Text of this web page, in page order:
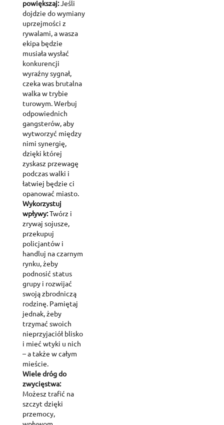
powiększaj: Jeśli
dojdzie do wymiany
uprzejmości z
rywalami, a wasza
ekipa będzie
musiała wysłać
konkurencji
wyraźny sygnał,
czeka was brutalna
walka w trybie
turowym. Werbuj
odpowiednich
gangsterów, aby
wytworzyć między
nimi synergię,
dzięki której
zyskasz przewagę
podczas walki i
łatwiej będzie ci
opanować miasto.
Wykorzystuj
wpływy:Twórz i
zrywaj sojusze,
przekupuj
policjantów i
handluj na czarnym
rynku, żeby
podnosić status
grupy i rozwijać
swoją zbrodniczą
rodzinę. Pamiętaj
jednak, żeby
trzymać swoich
nieprzyjaciół blisko
i mieć wtyki u nich
– a także w całym
mieście.
Wiele dróg do
zwycięstwa:
Możesz trafić na
szczyt dzięki
przemocy,